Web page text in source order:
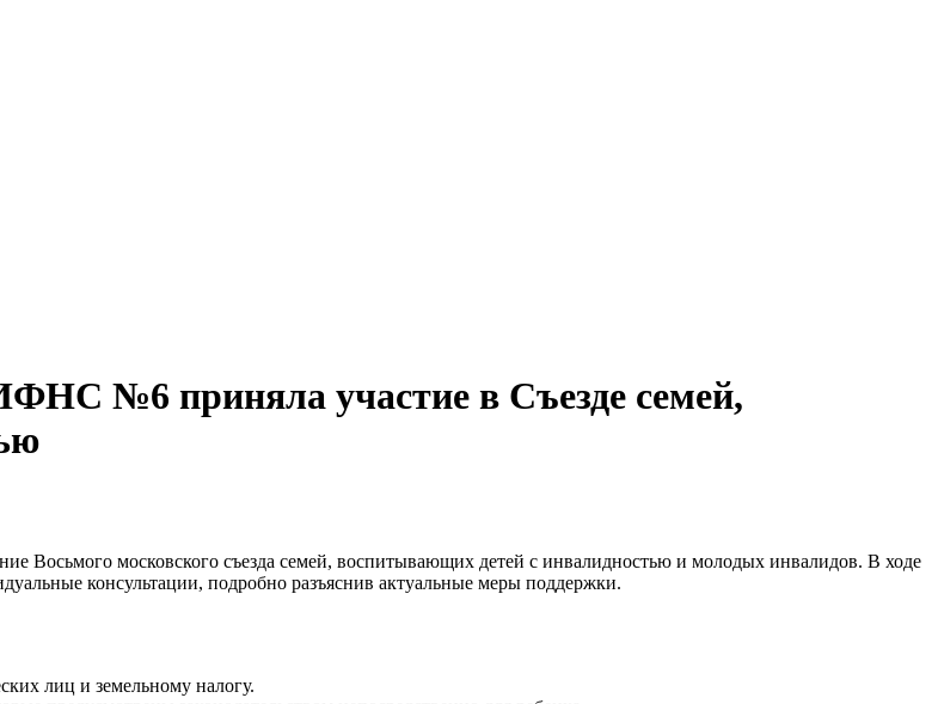
№6 приняла участие в Съезде семей,
Восьмого московского съезда семей, воспитывающих детей с инвалидностью и молодых инвалидов. В ходе
консультации, подробно разъяснив актуальные меры поддержки.
лиц и земельному налогу.